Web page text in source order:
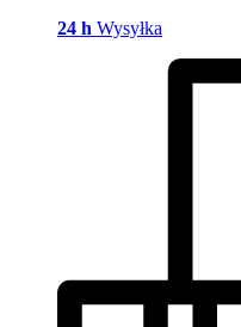
24 h Wysyłka